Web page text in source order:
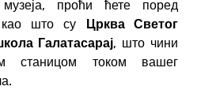
проћи ћете поред
као што су Црква Светог
Галатасарај, што чини
станицом током вашег